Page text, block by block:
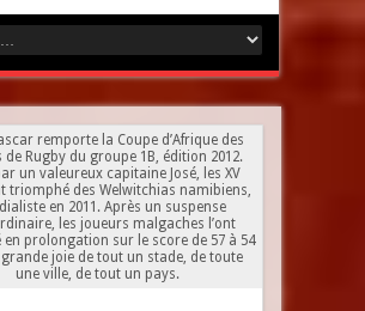
remporte la Coupe d’Afrique des
de Rugby du groupe 1B, édition 2012.
un valeureux capitaine José, les XV
triomphé des Welwitchias namibiens,
en 2011. Après un suspense
les joueurs malgaches l’ont
prolongation sur le score de 57 à 54
joie de tout un stade, de toute
une ville, de tout un pays.